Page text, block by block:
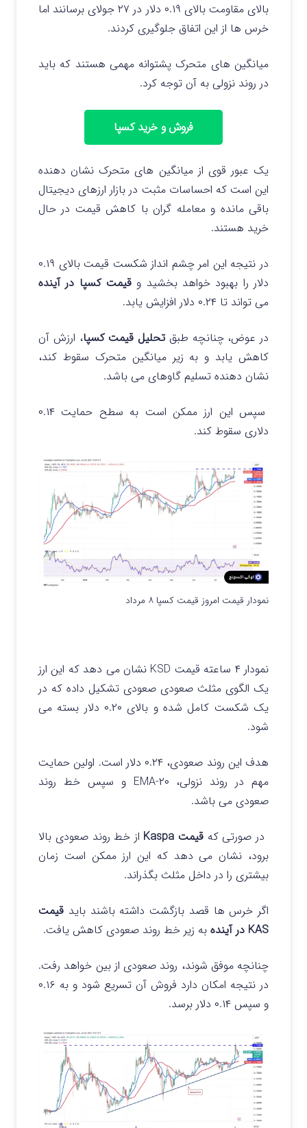
بالای مقاومت بالای ۰.۱۹ دلار در ۲۷ جولای برسانند اما
خرس ها از این اتفاق جلوگیری کردند.
میانگین های متحرک پشتوانه مهمی هستند که باید
در روند نزولی به آن توجه کرد.
فروش و خرید کسپا
یک عبور قوی از میانگین های متحرک نشان دهنده
این است که احساسات مثبت در بازار ارزهای دیجیتال
باقی مانده و معامله گران با کاهش قیمت در حال
خرید هستند.
در نتیجه این امر چشم انداز شکست قیمت بالای ۰.۱۹
دلار را بهبود خواهد بخشید و قیمت کسپا در آینده
می تواند تا ۰.۲۴ دلار افزایش یابد.
در عوض، چنانچه طبق تحلیل قیمت کسپا، ارزش آن
کاهش یابد و به زیر میانگین متحرک سقوط کند،
نشان دهنده تسلیم گاوهای می باشد.
سپس این ارز ممکن است به سطح حمایت ۰.۱۴
دلاری سقوط کند.
نمودار قیمت امروز قیمت کسپا ۸ مرداد
نمودار ۴ ساعته قیمت KSD نشان می دهد که این ارز
یک الگوی مثلث صعودی صعودی تشکیل داده که در
یک شکست کامل شده و بالای ۰.۲۰ دلار بسته می
شود.
هدف این روند صعودی، ۰.۲۴ دلار است.
اولین حمایت
مهم در روند نزولی، ۲۰-EMA و سپس خط روند
صعودی می باشد.
در صورتی کهقیمت Kaspa
از خط روند صعودی بالا
برود، نشان می دهد که این ارز ممکن است زمان
بیشتری را در داخل مثلث بگذراند.
اگر خرس‌ ها قصد بازگشت داشته باشند باید قیمت
KAS در آینده
به زیر خط روند صعودی کاهش یافت.
چنانچه موفق شوند، روند صعودی از بین خواهد رفت.
در نتیجه امکان دارد فروش آن تسریع شود و به ۰.۱۶
و سپس ۰.۱۴ دلار برسد.